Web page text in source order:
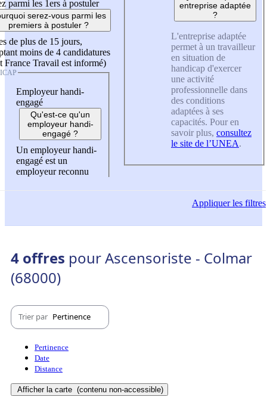
parmi les 1ers à postuler
serez-vous parmi les
premiers à postuler ?
de plus de 15 jours,
moins de 4 candidatures
France Travail est informé)
Employeur handi-
engagé
Qu'est-ce qu'un
employeur handi-
engagé ?
Un employeur handi-
engagé est un
employeur reconnu
entreprise adaptée
?
L'entreprise adaptée
permet à un travailleur
en situation de
handicap d'exercer
une activité
professionnelle dans
des conditions
adaptées à ses
capacités. Pour en
savoir plus, consultez
le site de l’UNEA.
Appliquerles filtres
4 offres pour Ascensoriste - Colmar
(68000)
Trier par Pertinence
Pertinence
Date
Distance
Afficher la carte (contenu non-accessible)